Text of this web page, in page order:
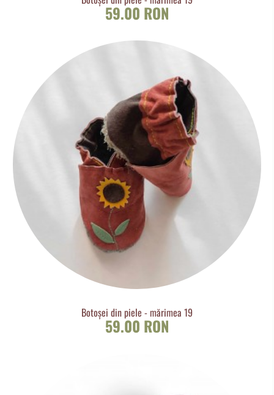
59.00 RON
Botoșei din piele - mărimea 19
59.00 RON